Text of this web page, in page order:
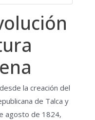
la creación del
de Talca y
agosto de 1824,